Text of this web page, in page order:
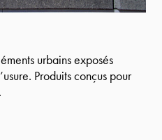
urbains exposés
Produits conçus pour